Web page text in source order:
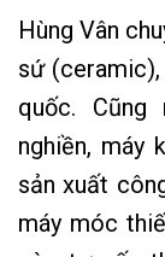
Hùng Vân
sứ
quốc. Cũng
nghiền, máy
sản xuất
máy móc